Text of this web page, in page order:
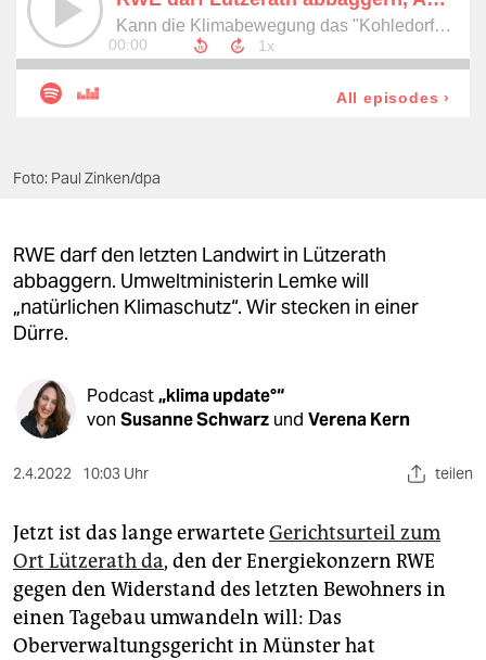
nord
wahrheit
verlag
shop
fragen & hilfe
abo
Foto: Paul Zinken/dpa
RWE darf den letzten Landwirt in Lützerath
abbaggern. Umweltministerin Lemke will
„natürlichen Klimaschutz“. Wir stecken in einer
Dürre.
Podcast„klima update°“
von Susanne Schwarz und Verena Kern
2.4.2022 10:03 Uhr teilen
Jetzt ist das lange erwarteteGerichtsurteil zum
Ort Lützerath da, den der Energiekonzern RWE
gegen den Widerstand des letzten Bewohners in
einen Tagebau umwandeln will: Das
Oberverwaltungsgericht in Münster hat